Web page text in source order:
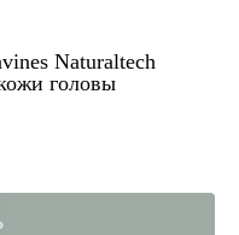
Naturaltech
головы